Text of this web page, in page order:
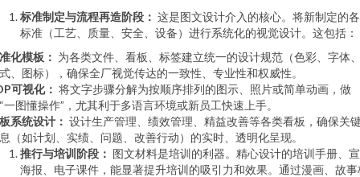
标准制定与流程再造阶段： 这是图文设计介入的核心。将新制定的
标准（工艺、质量、安全、设备）进行系统化的视觉设计。这包括：
化模板： 为各类文件、看板、标签建立统一的设计规范（色彩、字体
、图标），确保全厂视觉传达的一致性、专业性和权威性。
可视化： 将文字步骤分解为按顺序排列的图示、照片或简单动画，做
一图懂操作”，尤其利于多语言环境或新员工快速上手。
系统设计： 设计生产管理、绩效管理、精益改善等各类看板，确保关
（如计划、实绩、问题、改善行动）的实时、透明化呈现。
推行与培训阶段： 图文材料是培训的利器。精心设计的培训手册、
海报、电子课件，能显著提升培训的吸引力和效果。通过漫画、故事